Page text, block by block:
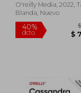
O'reilly Media, 2022,
Blanda, Nuevo